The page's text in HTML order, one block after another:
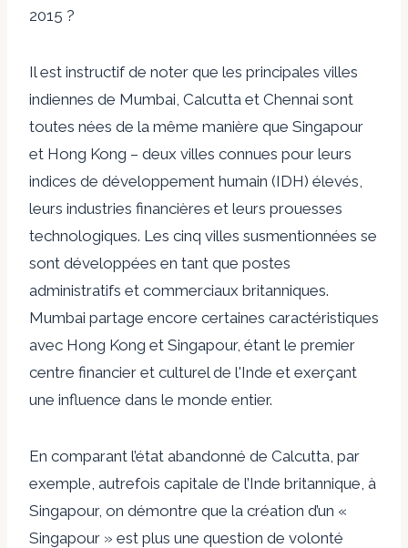
2015 ?
Il est instructif de noter que les principales villes
indiennes de Mumbai, Calcutta et Chennai sont
toutes nées de la même manière que Singapour
et Hong Kong – deux villes connues pour leurs
indices de développement humain (IDH) élevés,
leurs industries financières et leurs prouesses
technologiques. Les cinq villes susmentionnées se
sont développées en tant que postes
administratifs et commerciaux britanniques.
Mumbai partage encore certaines caractéristiques
avec Hong Kong et Singapour, étant le premier
centre financier et culturel de l'Inde et exerçant
une influence dans le monde entier.
En comparant l’état abandonné de Calcutta, par
exemple, autrefois capitale de l’Inde britannique, à
Singapour, on démontre que la création d’un «
Singapour » est plus une question de volonté